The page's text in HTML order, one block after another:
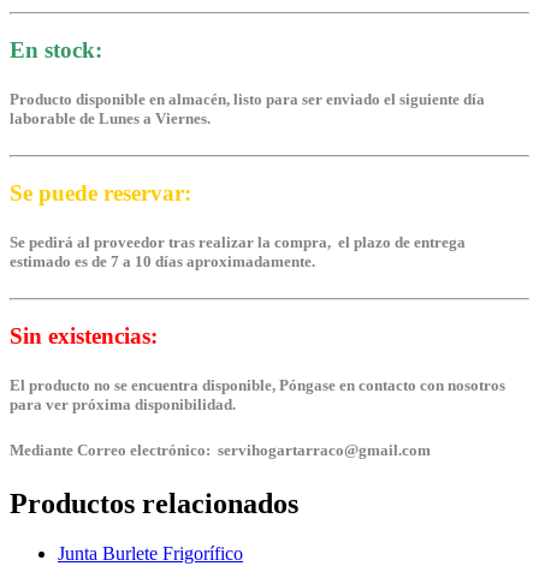
En stock:
Producto disponible en almacén, listo para ser enviado el siguiente día
laborable de Lunes a Viernes.
Se puede reservar:
Se pedirá al proveedor tras realizar la compra, el plazo de entrega
estimado es de 7 a 10 días aproximadamente.
Sin existencias:
El producto no se encuentra disponible, Póngase en contacto con nosotros
para ver próxima disponibilidad.
Mediante Correo electrónico: servihogartarraco@gmail.com
Productos relacionados
Junta Burlete Frigorífico